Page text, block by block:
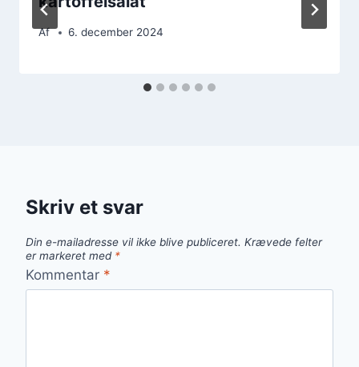
Af 6. december 2024
Skriv et svar
Din e-mailadresse vil ikke blive publiceret. Krævede felter
er markeret med *
Kommentar *